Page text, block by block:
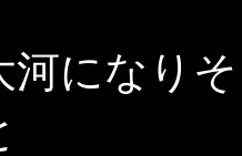
河になり